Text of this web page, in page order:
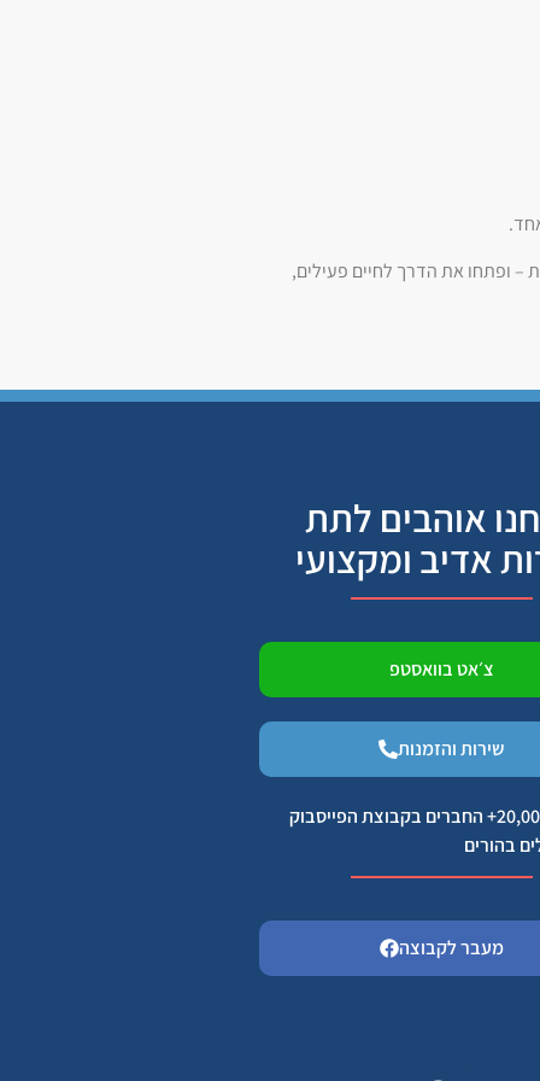
– ופתחו את הדרך לחיים פעילים,
אוהבים לתת
אדיב ומקצועי
צ׳אט בוואסטפ
שירות והזמנות
הצטרפו ל 20,000+ החברים בקבוצת הפייסבוק
בהורים
מעבר לקבוצה